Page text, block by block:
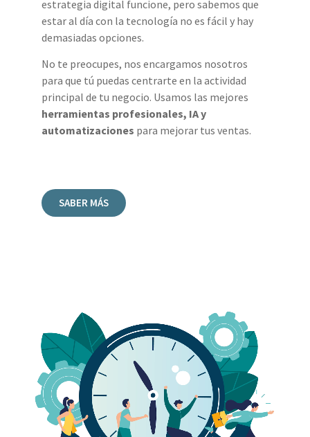
estrategia digital funcione, pero sabemos que
estar al día con la tecnología no es fácil y hay
demasiadas opciones.
No te preocupes, nos encargamos nosotros
para que tú puedas centrarte en la actividad
principal de tu negocio. Usamos las mejores
herramientas profesionales, IA y
automatizaciones para mejorar tus ventas.
SABER MÁS